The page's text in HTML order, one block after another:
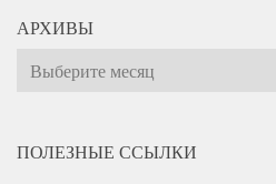
АРХИВЫ
Архивы
ПОЛЕЗНЫЕ ССЫЛКИ